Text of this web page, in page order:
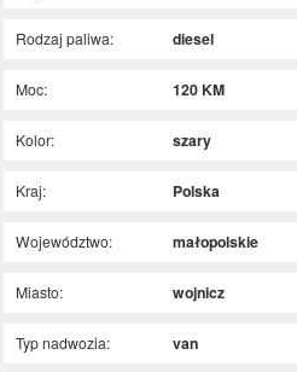
Rodzaj paliwa: diesel
Moc: 120 KM
Kolor: szary
Kraj: Polska
Województwo: małopolskie
Miasto: wojnicz
Typ nadwozia: van